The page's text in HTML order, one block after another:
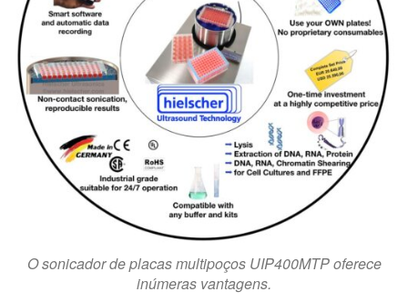
O sonicador de placas multipoços UIP400MTP oferece
inúmeras vantagens.